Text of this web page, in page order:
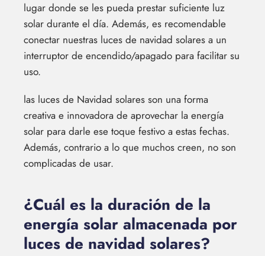
lugar donde se les pueda prestar suficiente luz
solar durante el día. Además, es recomendable
conectar nuestras luces de navidad solares a un
interruptor de encendido/apagado para facilitar su
uso.
las luces de Navidad solares son una forma
creativa e innovadora de aprovechar la energía
solar para darle ese toque festivo a estas fechas.
Además, contrario a lo que muchos creen, no son
complicadas de usar.
¿Cuál es la duración de la
energía solar almacenada por
luces de navidad solares?